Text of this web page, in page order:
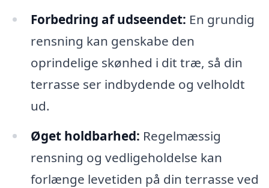
Forbedring af udseendet: En grundig
rensning kan genskabe den
oprindelige skønhed i dit træ, så din
terrasse ser indbydende og velholdt
ud.
Øget holdbarhed: Regelmæssig
rensning og vedligeholdelse kan
forlænge levetiden på din terrasse ved